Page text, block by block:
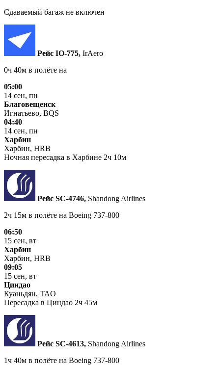
Сдаваемый багаж не включен
Рейс IO‑775, IrAero
0ч 40м в полёте на
05:00
14 сен, пн
Благовещенск
Игнатьево, BQS
04:40
14 сен, пн
Харбин
Харбин, HRB
Ночная пересадка в Харбине 2ч 10м
Рейс SC‑4746, Shandong Airlines
2ч 15м в полёте на Boeing 737-800
06:50
15 сен, вт
Харбин
Харбин, HRB
09:05
15 сен, вт
Циндао
Куаньдян, TAO
Пересадка в Циндао 2ч 45м
Рейс SC‑4613, Shandong Airlines
1ч 40м в полёте на Boeing 737-800